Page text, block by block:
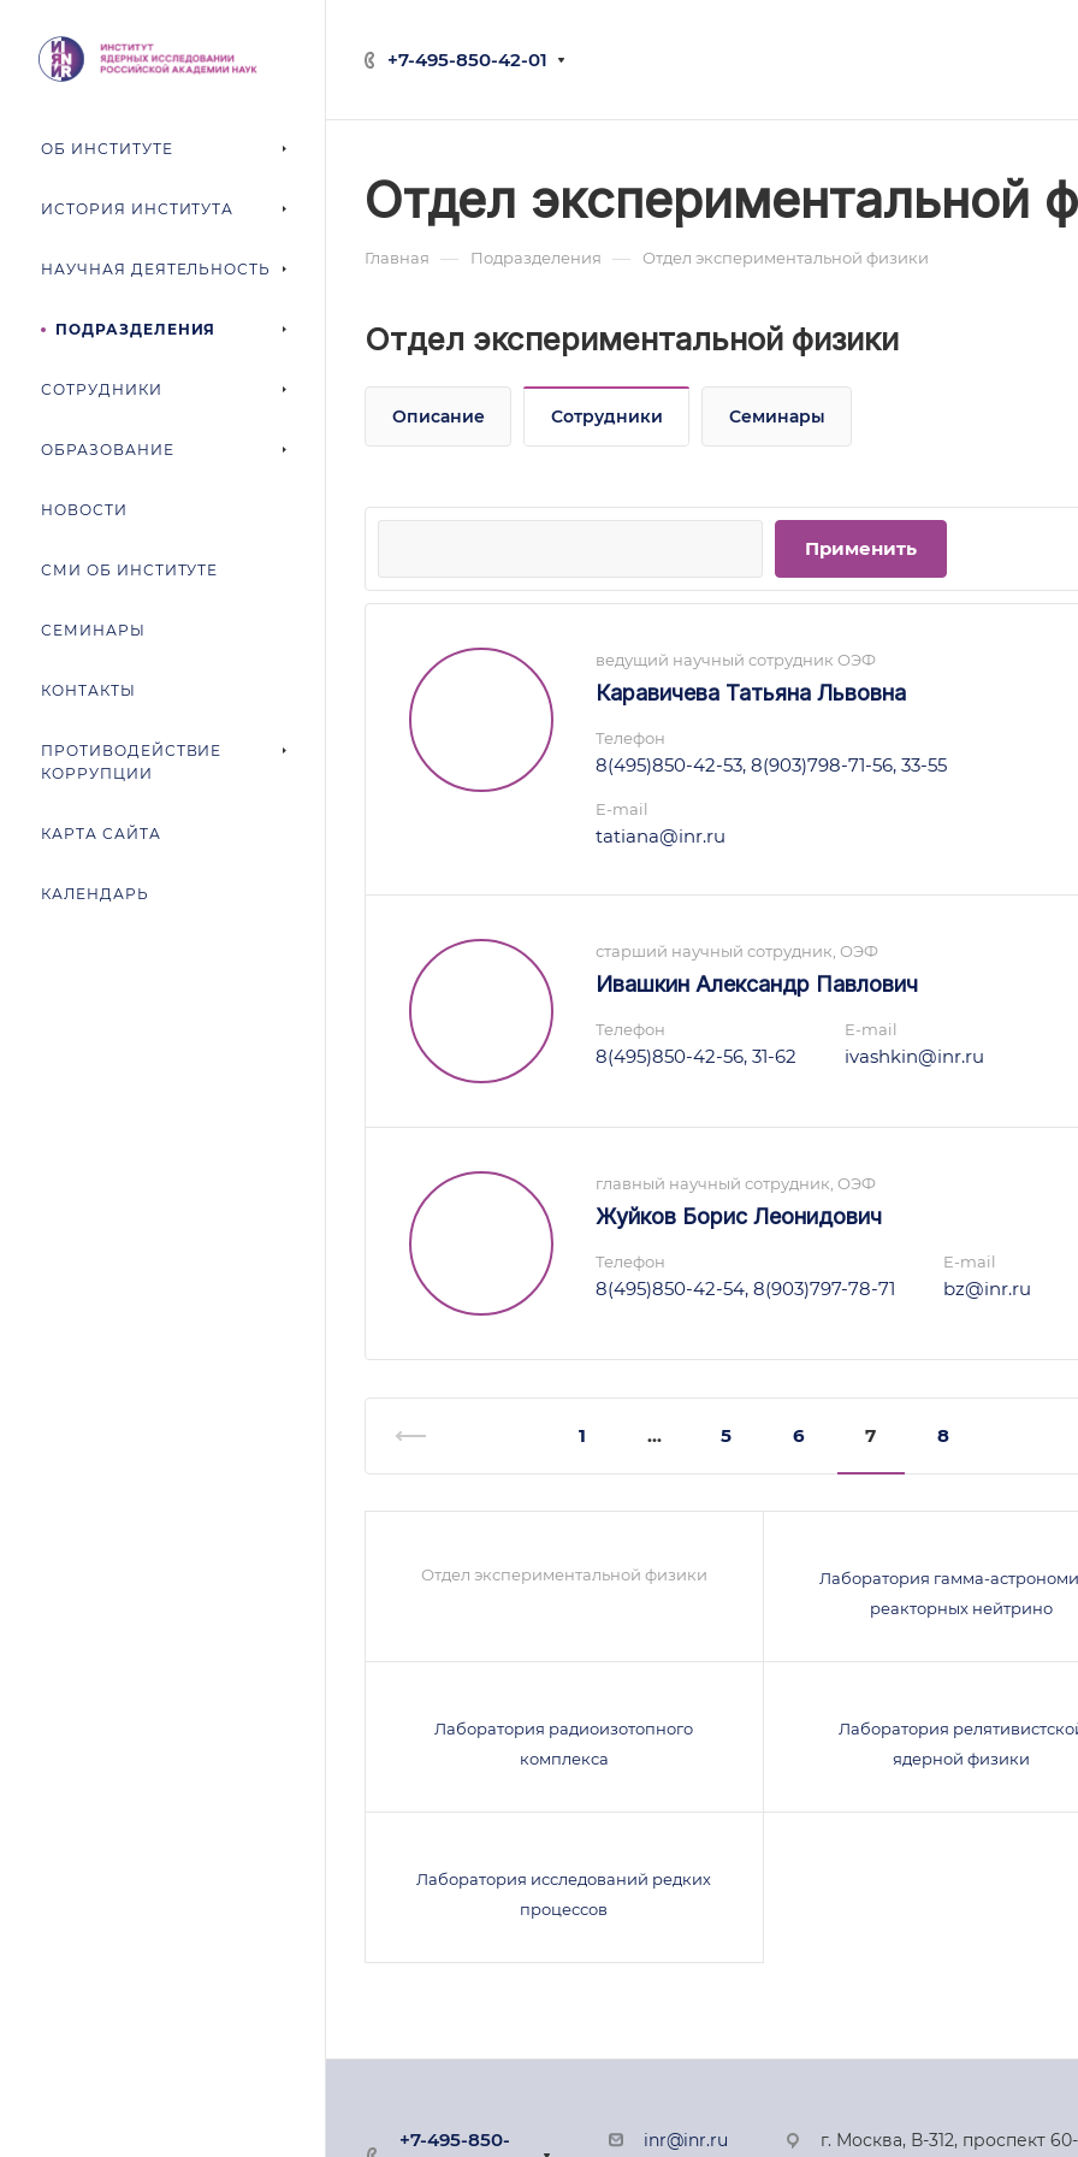
+7-495-850-42-01
ОБ ИНСТИТУТЕ
ИСТОРИЯ ИНСТИТУТА
НАУЧНАЯ ДЕЯТЕЛЬНОСТЬ
ПОДРАЗДЕЛЕНИЯ
СОТРУДНИКИ
ОБРАЗОВАНИЕ
НОВОСТИ
СМИ ОБ ИНСТИТУТЕ
СЕМИНАРЫ
КОНТАКТЫ
ПРОТИВОДЕЙСТВИЕ
КОРРУПЦИИ
КАРТА САЙТА
КАЛЕНДАРЬ
Отдел экспериментальной
Главная — Подразделения — Отдел экспериментальной физики
Отдел экспериментальной физики
Описание Сотрудники Семинары
ведущий научный сотрудник ОЭФ
Каравичева Татьяна Львовна
Телефон
8(495)850-42-53, 8(903)798-71-56, 33-55
E-mail
tatiana@inr.ru
старший научный сотрудник, ОЭФ
Ивашкин Александр Павлович
Телефон
8(495)850-42-56, 31-62
E-mail
ivashkin@inr.ru
главный научный сотрудник, ОЭФ
Жуйков Борис Леонидович
Телефон
8(495)850-42-54, 8(903)797-78-71
E-mail
bz@inr.ru
1 ... 5 6 7 8
Отдел экспериментальной физики
Лаборатория гамма-
реакторных нейтрино
Лаборатория радиоизотопного
комплекса
Лаборатория
ядерной физики
Лаборатория исследований редких
процессов
+7-495-850- inr@inr.ru
г. Москва, В-312, проспект